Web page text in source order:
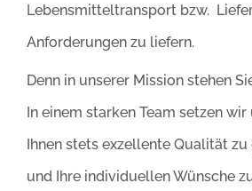
Lebensmitteltransport bzw.
Anforderungen zu liefern.
Denn in unserer Mission stehen
In einem starken Team setzen wir
Ihnen stets exzellente Qualität
und Ihre individuellen Wünsche